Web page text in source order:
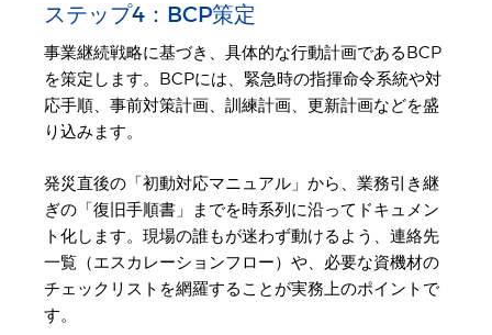
ステップ4：BCP策定
事業継続戦略に基づき、具体的な行動計画であるBCP
を策定します。BCPには、緊急時の指揮命令系統や対
応手順、事前対策計画、訓練計画、更新計画などを盛
り込みます。
発災直後の「初動対応マニュアル」から、業務引き継
ぎの「復旧手順書」までを時系列に沿ってドキュメン
ト化します。現場の誰もが迷わず動けるよう、連絡先
一覧（エスカレーションフロー）や、必要な資機材の
チェックリストを網羅することが実務上のポイントで
す。